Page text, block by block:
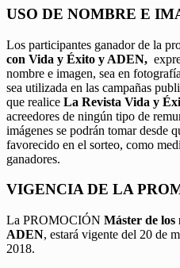
USO DE NOMBRE E
Los participantes ganador de la
con Vida y Éxito y ADEN,
nombre e imagen, sea en
sea utilizada en las campañas
que realice La Revista Vida y
acreedores de ningún tipo de
imágenes se podrán tomar desde
favorecido en el sorteo, como
ganadores.
VIGENCIA DE LA
La PROMOCIÓN Máster de los
ADEN, estará vigente del 20 de
2018.